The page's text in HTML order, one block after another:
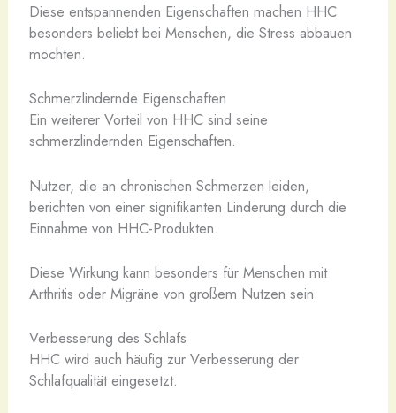
Diese entspannenden Eigenschaften machen HHC
besonders beliebt bei Menschen, die Stress abbauen
möchten.
Schmerzlindernde Eigenschaften
Ein weiterer Vorteil von HHC sind seine
schmerzlindernden Eigenschaften.
Nutzer, die an chronischen Schmerzen leiden,
berichten von einer signifikanten Linderung durch die
Einnahme von HHC-Produkten.
Diese Wirkung kann besonders für Menschen mit
Arthritis oder Migräne von großem Nutzen sein.
Verbesserung des Schlafs
HHC wird auch häufig zur Verbesserung der
Schlafqualität eingesetzt.